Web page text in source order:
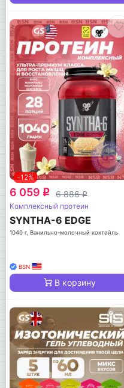
-12%
6 059 q 6 886q
Комплексный протеин
SYNTHA-6 EDGE
1040 г, Ванильно-молочный коктейль
BSN
В корзину